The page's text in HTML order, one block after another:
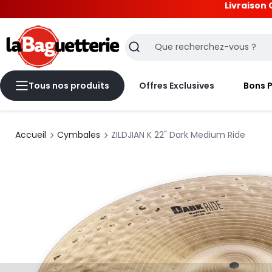
Livraison
Recherche
Tous nos produits Offres Exclusives Bons
Accueil Cymbales ZILDJIAN K 22" Dark Medium Ride